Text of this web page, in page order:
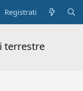
Registrati
terrestre